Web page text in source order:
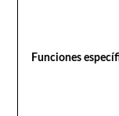
Funciones